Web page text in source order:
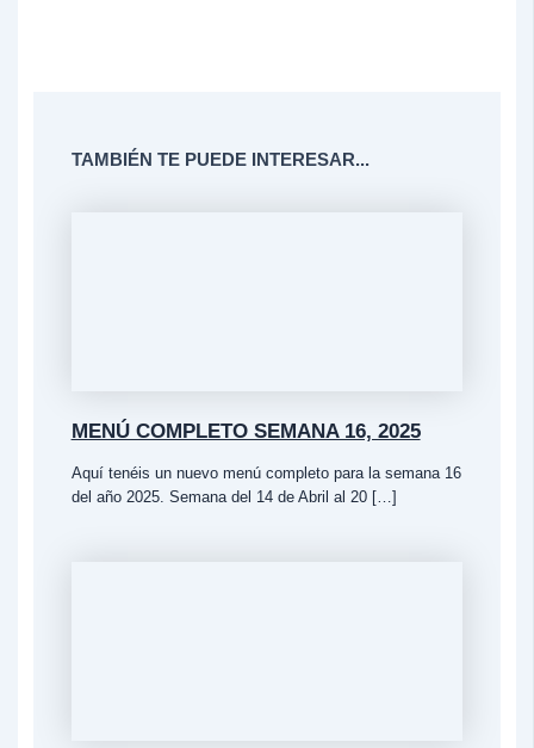
TAMBIÉN TE PUEDE INTERESAR...
MENÚ COMPLETO SEMANA 16, 2025
Aquí tenéis un nuevo menú completo para la semana 16
del año 2025. Semana del 14 de Abril al 20 […]